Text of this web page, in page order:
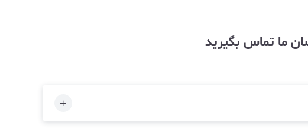
ما تماس بگیرید